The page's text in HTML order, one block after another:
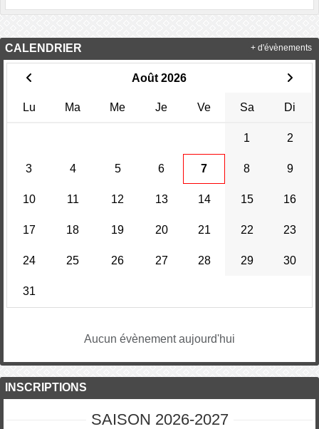
CALENDRIER
Août 2026
Lu Ma Me Je Ve Sa Di
1 2
3 4 5 6 7 8 9
10 11 12 13 14 15 16
17 18 19 20 21 22 23
24 25 26 27 28 29 30
31
Aucun évènement aujourd'hui
+ d'évènements
INSCRIPTIONS
SAISON 2026-2027